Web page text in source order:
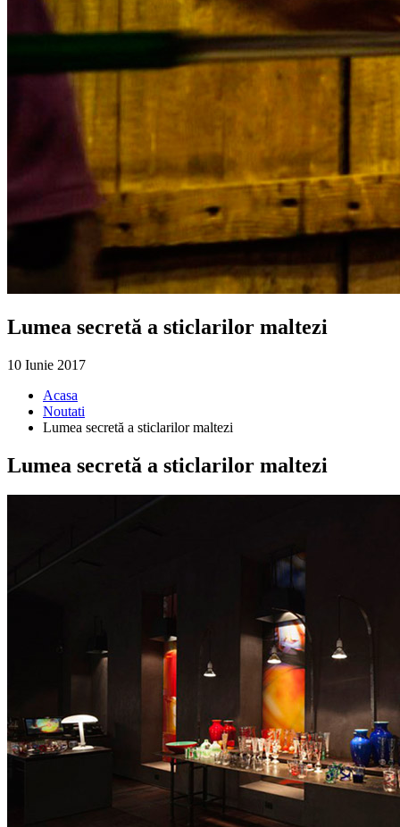
Lumea secretă a sticlarilor maltezi
10 Iunie 2017
Acasa
Noutati
Lumea secretă a sticlarilor maltezi
Lumea secretă a sticlarilor maltezi